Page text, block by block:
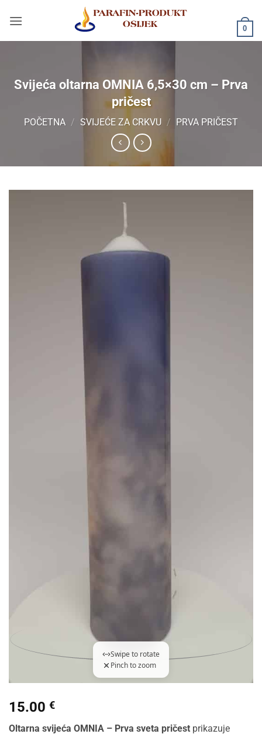
0
Svijeća oltarna OMNIA 6,5×30 cm – Prva
pričest
POČETNA / SVIJEĆE ZA CRKVU / PRVA PRIČEST
Swipe to rotate
Pinch to zoom
15.00 €
Oltarna svijeća OMNIA – Prva sveta pričest prikazuje